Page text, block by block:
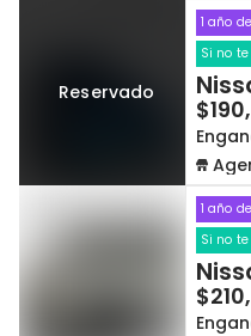
Cdmx y Edo Mex
Con garantía
Borrar todo
Reservado
1 año
Si no
1 año
Si no